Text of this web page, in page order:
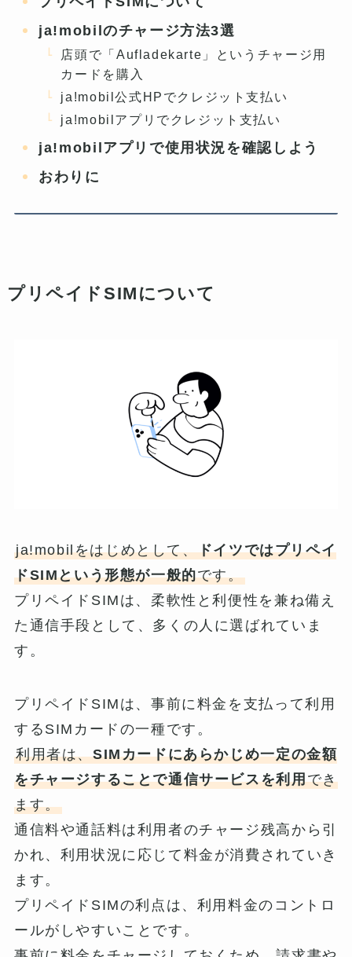
ja!mobilのチャージ方法3選
店頭で「Aufladekarte」というチャージ用
カードを購入
ja!mobil公式HPでクレジット支払い
ja!mobilアプリでクレジット支払い
ja!mobilアプリで使用状況を確認しよう
おわりに
プリペイドSIMについて
ja!mobilをはじめとして、ドイツではプリペイ
ドSIMという形態が一般的です。
プリペイドSIMは、柔軟性と利便性を兼ね備え
た通信手段として、多くの人に選ばれていま
す。
プリペイドSIMは、事前に料金を支払って利用
するSIMカードの一種です。
利用者は、SIMカードにあらかじめ一定の金額
をチャージすることで通信サービスを利用でき
ます。
通信料や通話料は利用者のチャージ残高から引
かれ、利用状況に応じて料金が消費されていき
ます。
プリペイドSIMの利点は、利用料金のコントロ
ールがしやすいことです。